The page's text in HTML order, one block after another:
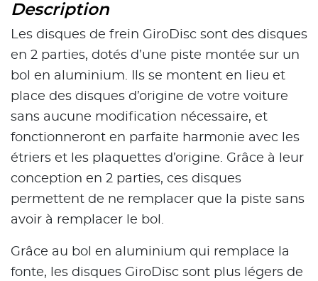
Description
Les disques de frein GiroDisc sont des disques
en 2 parties, dotés d’une piste montée sur un
bol en aluminium. Ils se montent en lieu et
place des disques d’origine de votre voiture
sans aucune modification nécessaire, et
fonctionneront en parfaite harmonie avec les
étriers et les plaquettes d’origine. Grâce à leur
conception en 2 parties, ces disques
permettent de ne remplacer que la piste sans
avoir à remplacer le bol.
Grâce au bol en aluminium qui remplace la
fonte, les disques GiroDisc sont plus légers de